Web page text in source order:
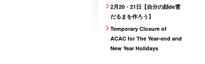
2月20・21日【自分の顔de雪
だるまを作ろう】
Temporary Closure of
ACAC for The Year-end and
New Year Holidays